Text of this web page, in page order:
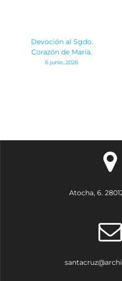
entradas
Devoción al Sgdo.
Corazón de María.
6 junio, 2026
Atocha, 6.